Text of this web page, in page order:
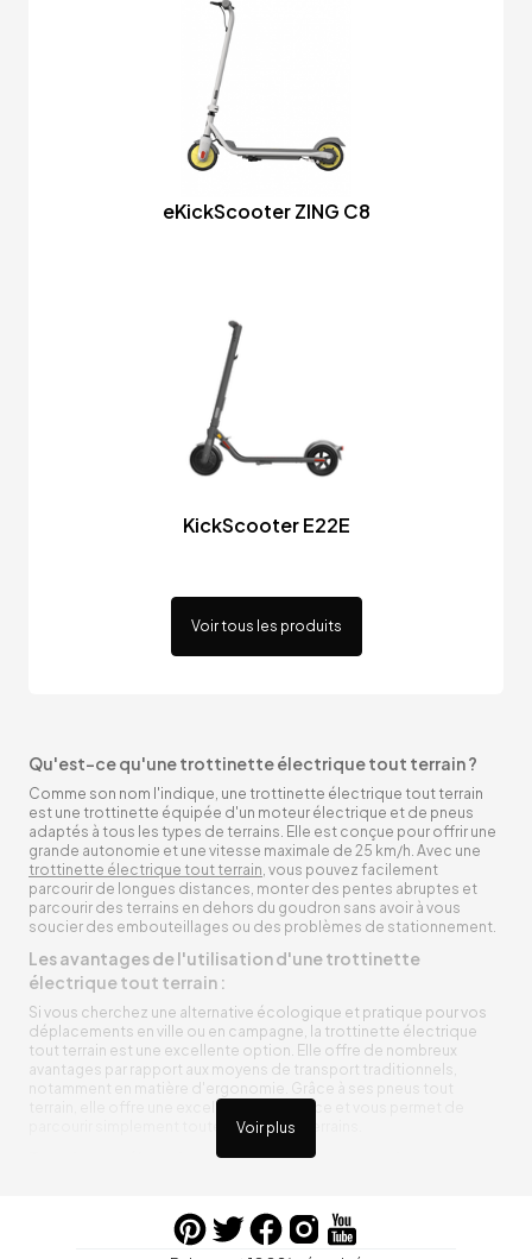
eKickScooter ZING C8
KickScooter E22E
Voir tous les produits
Voir plus
Qu'est-ce qu'une trottinette électrique tout terrain ?
Comme son nom l'indique, une trottinette électrique tout terrain
est une trottinette équipée d'un moteur électrique et de pneus
adaptés à tous les types de terrains. Elle est conçue pour offrir une
grande autonomie et une vitesse maximale de 25 km/h. Avec une
trottinette électrique tout terrain, vous pouvez facilement
parcourir de longues distances, monter des pentes abruptes et
parcourir des terrains en dehors du goudron sans avoir à vous
soucier des embouteillages ou des problèmes de stationnement.
Les avantages de l'utilisation d'une trottinette
électrique tout terrain :
Si vous cherchez une alternative écologique et pratique pour vos
déplacements en ville ou en campagne, la trottinette électrique
tout terrain est une excellente option. Elle offre de nombreux
avantages par rapport aux moyens de transport traditionnels,
notamment en matière d'ergonomie. Grâce à ses pneus tout
terrain, elle offre une excellente adhérence et vous permet de
parcourir simplement toutes sortes de terrains.
Trottinette électrique tout terrain ergonomique
entre vos trajets, vous n’aurez pas à vous soucier de l’état de sa
batterie. De plus, elle est équipée de pneus résistants qui peuvent